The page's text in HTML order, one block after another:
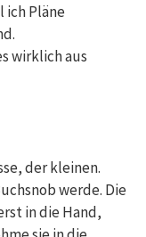
ich Pläne
wirklich aus
der kleinen.
werde. Die
in die Hand,